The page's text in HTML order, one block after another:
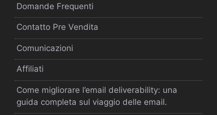
Domande Frequenti
Contatto Pre Vendita
Comunicazioni
Affiliati
Come migliorare l’email deliverability: una
guida completa sul viaggio delle email.